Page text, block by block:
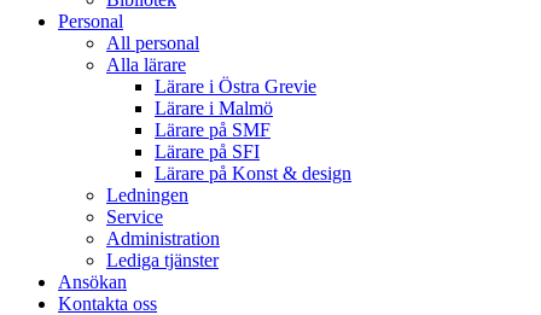
Personal
All personal
Alla lärare
Lärare i Östra Grevie
Lärare i Malmö
Lärare på SMF
Lärare på SFI
Lärare på Konst & design
Ledningen
Service
Administration
Lediga tjänster
Ansökan
Kontakta oss